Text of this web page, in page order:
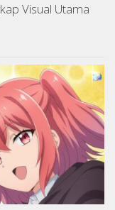
Visual Utama